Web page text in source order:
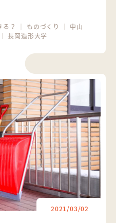
る？ ものづくり
中山
｜長岡造形大学
2021/03/02